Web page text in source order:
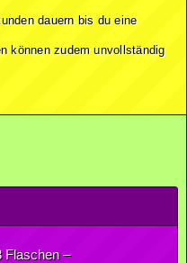
dauern bis du eine
können zudem unvollständig
Flaschen –